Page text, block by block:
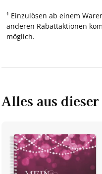
¹ Einzulösen ab einem
anderen Rabattaktionen
möglich.
Alles aus